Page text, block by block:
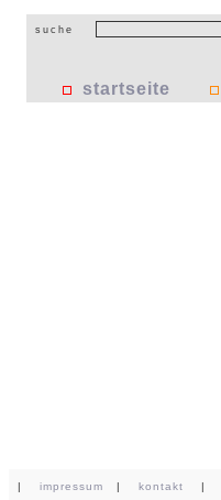
suche
startseite
| impressum | kontakt |